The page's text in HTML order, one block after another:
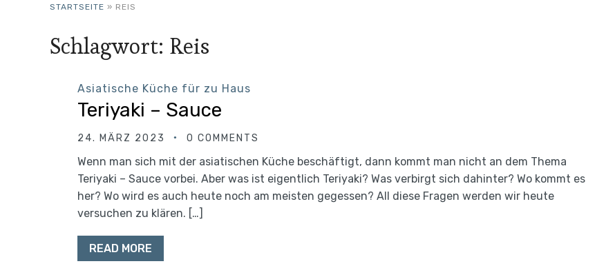
STARTSEITE » REIS
Schlagwort: Reis
Asiatische Küche für zu Haus
Teriyaki – Sauce
24. MÄRZ 2023 0 COMMENTS
Wenn man sich mit der asiatischen Küche beschäftigt, dann kommt man nicht an dem Thema
Teriyaki – Sauce vorbei. Aber was ist eigentlich Teriyaki? Was verbirgt sich dahinter? Wo kommt es
her? Wo wird es auch heute noch am meisten gegessen? All diese Fragen werden wir heute
versuchen zu klären. […]
READ MORE